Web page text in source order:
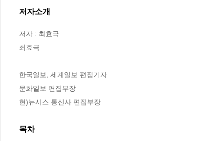
저자소개
저자 : 최효극
최효극
한국일보, 세계일보 편집기자
문화일보 편집부장
현)뉴시스 통신사 편집부장
목차